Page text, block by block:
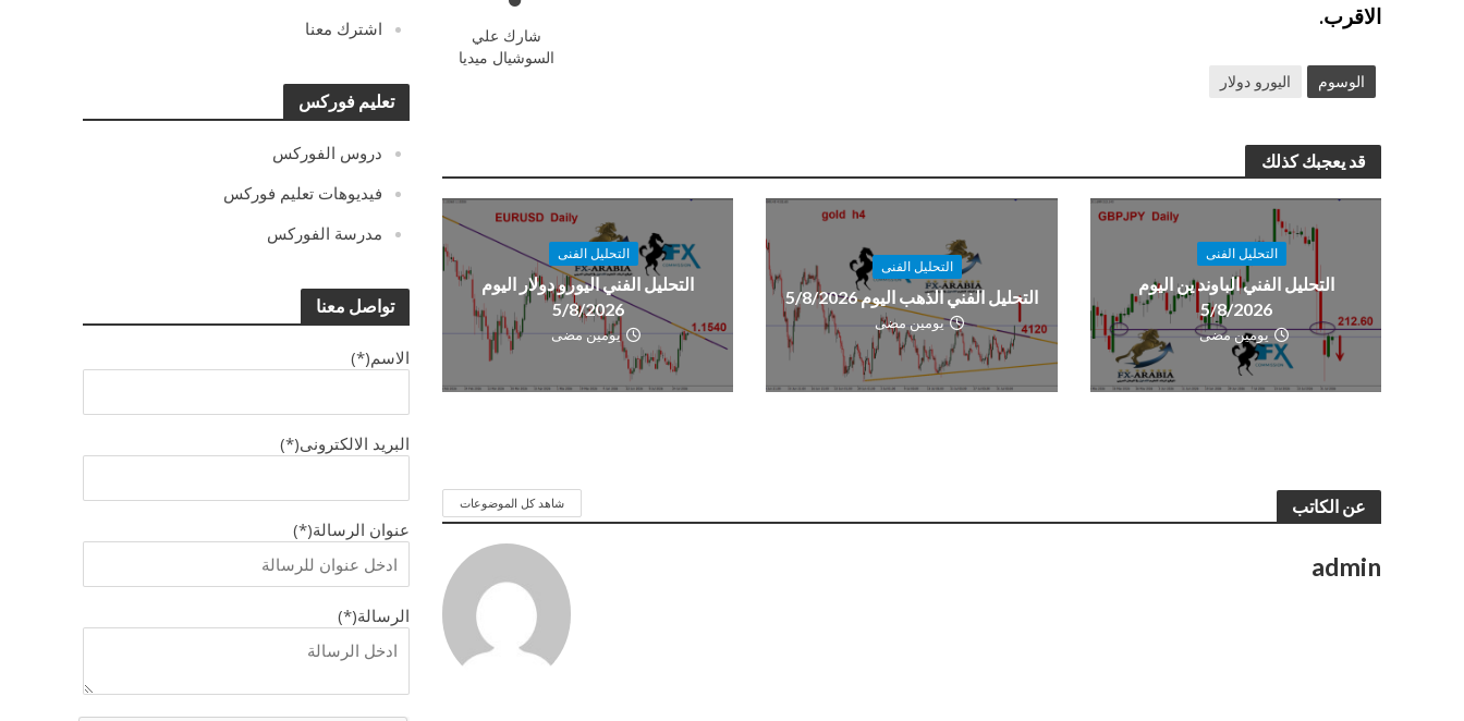
اشترك معنا
تعليم فوركس
دروس الفوركس
فيديوهات تعليم فوركس
مدرسة الفوركس
تواصل معنا
الاسم(*)
البريد الالكترونى(*)
عنوان الرسالة(*)
الرسالة(*)
شارك علي
السوشيال ميديا
الاقرب.
الوسوم اليورو دولار
قد يعجبك كذلك
التحليل الفنى
التحليل الفني الباوند ين اليوم
5/8/2026
يومين مضى
التحليل الفنى
التحليل الفني الذهب اليوم 5/8/2026
يومين مضى
التحليل الفنى
التحليل الفني اليورو دولار اليوم
5/8/2026
يومين مضى
عن الكاتب شاهد كل الموضوعات
admin